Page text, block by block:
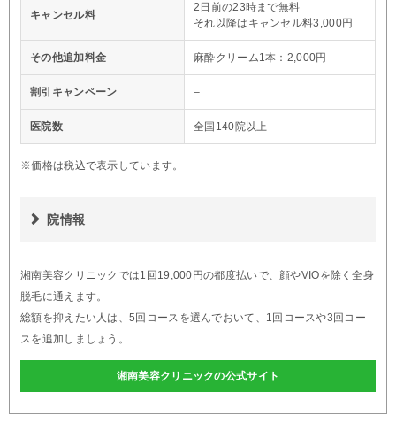
キャンセル料
2日前の23時まで無料
それ以降はキャンセル料3,000円
その他追加料金 麻酔クリーム1本：2,000円
割引キャンペーン –
医院数 全国140院以上
※価格は税込で表示しています。
院情報
湘南美容クリニックでは1回19,000円の都度払いで、顔やVIOを除く全身
脱毛に通えます。
総額を抑えたい人は、5回コースを選んでおいて、1回コースや3回コー
スを追加しましょう。
湘南美容クリニックの公式サイト